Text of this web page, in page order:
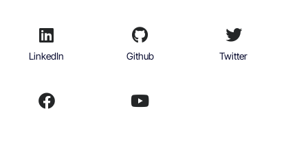
LinkedIn Github Twitter